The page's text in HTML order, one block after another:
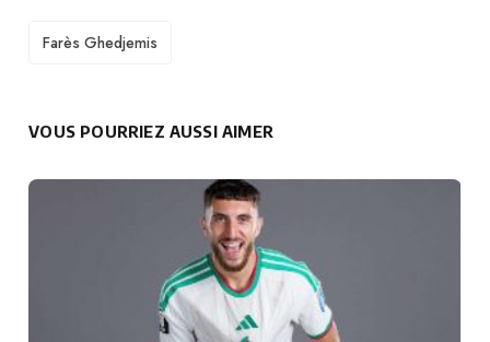
TAGS
Farès Ghedjemis
VOUS POURRIEZ AUSSI AIMER